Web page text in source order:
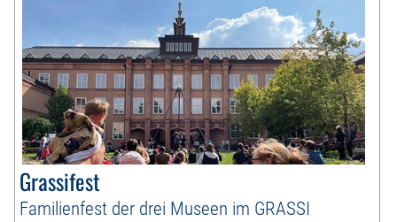
Grassifest
Familienfest der drei Museen im GRASSI